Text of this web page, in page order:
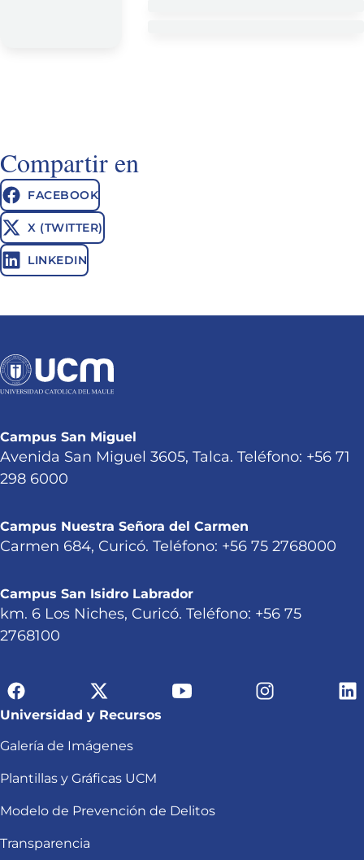
Compartir en
FACEBOOK
X (TWITTER)
LINKEDIN
Campus San Miguel
Avenida San Miguel 3605, Talca. Teléfono: +56 71
298 6000
Campus Nuestra Señora del Carmen
Carmen 684, Curicó. Teléfono: +56 75 2768000
Campus San Isidro Labrador
km. 6 Los Niches, Curicó. Teléfono: +56 75
2768100
Universidad y Recursos
Galería de Imágenes
Plantillas y Gráficas UCM
Modelo de Prevención de Delitos
Transparencia